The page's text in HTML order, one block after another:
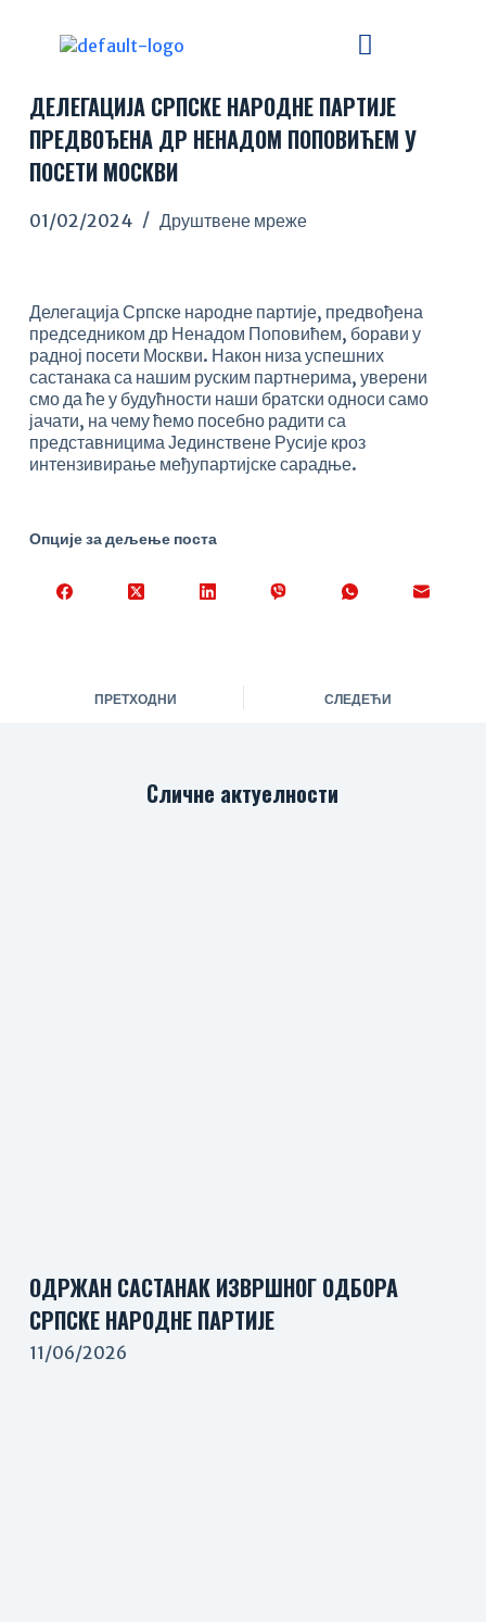
o
ДЕЛЕГАЦИЈА СРПСКЕ НАРОДНЕ ПАРТИЈЕ
ПРЕДВОЂЕНА ДР НЕНАДОМ ПОПОВИЋЕМ У
ПОСЕТИ МОСКВИ
01/02/2024 Друштвене мреже
Делегација Српске народне партије, предвођена
председником др Ненадом Поповићем, борави у
радној посети Москви. Након низа успешних
састанака са нашим руским партнерима, уверени
смо да ће у будућности наши братски односи само
јачати, на чему ћемо посебно радити са
представницима Јединствене Русије кроз
интензивирање међупартијске сарадње.
Опције за дељење поста
ПРЕТХОДНИ СЛЕДЕЋИ
Сличне актуелности
ОДРЖАН САСТАНАК ИЗВРШНОГ ОДБОРА
СРПСКЕ НАРОДНЕ ПАРТИЈЕ
11/06/2026